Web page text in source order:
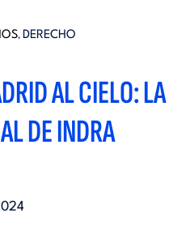
, DERECHO
AL CIELO: LA
DE INDRA